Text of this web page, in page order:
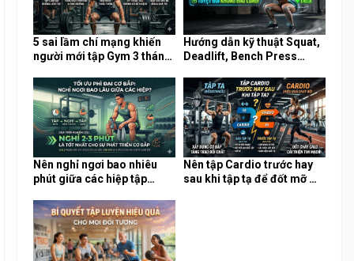
5 sai lầm chí mạng khiến
người mới tập Gym 3 tháng
Hướng dẫn kỹ thuật Squat,
Deadlift, Bench Press
không đau lưng
Nên nghỉ ngơi bao nhiêu
phút giữa các hiệp tập
bắp?
Nên tập Cardio trước hay
sau khi tập tạ để đốt mỡ mà